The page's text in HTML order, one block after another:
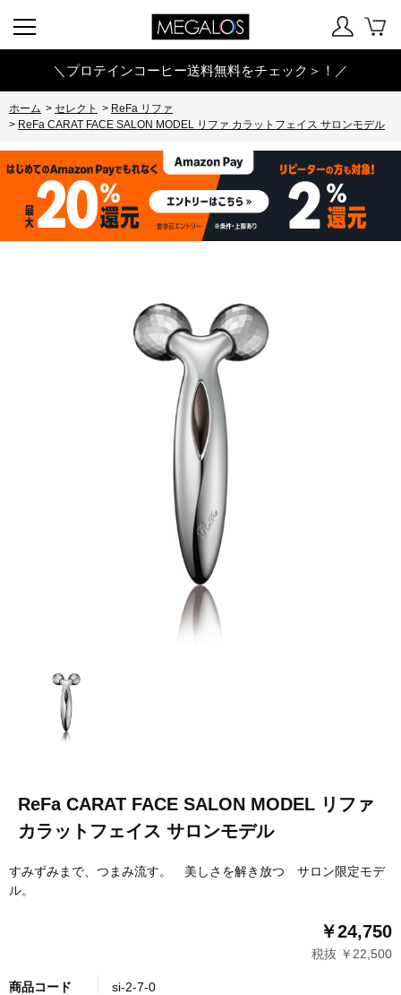
＼プロテインコーヒー送料無料をチェック＞！／
ホーム > セレクト > ReFa リファ
> ReFa CARAT FACE SALON MODEL リファ カラットフェイス サロンモデル
ReFa CARAT FACE SALON MODEL リファ
カラットフェイス サロンモデル
すみずみまで、つまみ流す。 美しさを解き放つ サロン限定モデ
ル。
￥24,750
税抜 ￥22,500
商品コード si-2-7-0